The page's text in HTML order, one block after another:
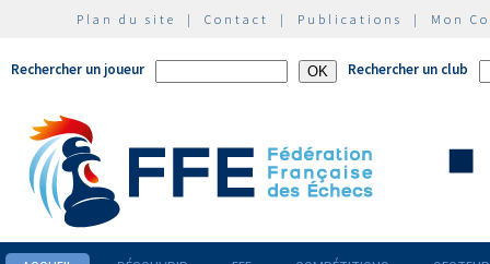
Plan du site | Contact | Publications | Mon
Rechercher un joueur Rechercher un club